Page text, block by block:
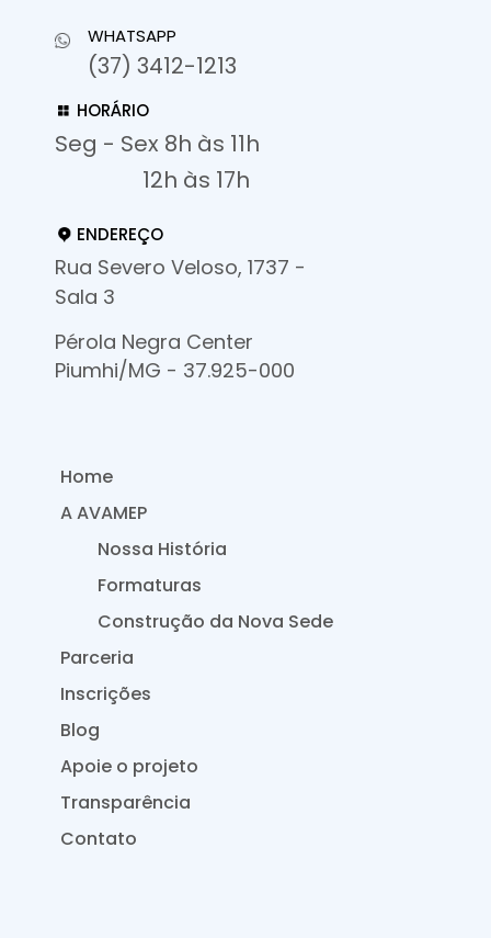
WHATSAPP
(37) 3412-1213
HORÁRIO
Seg - Sex 8h às 11h
12h às 17h
ENDEREÇO
Rua Severo Veloso, 1737 -
Sala 3
Pérola Negra Center
Piumhi/MG - 37.925-000
Home
A AVAMEP
Nossa História
Formaturas
Construção da Nova Sede
Parceria
Inscrições
Blog
Apoie o projeto
Transparência
Contato